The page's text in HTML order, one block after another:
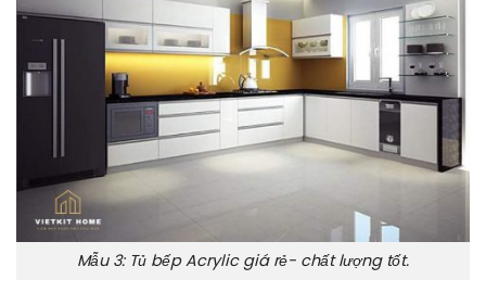
Mẫu 3: Tủ bếp Acrylic giá rẻ- chất lượng tốt.